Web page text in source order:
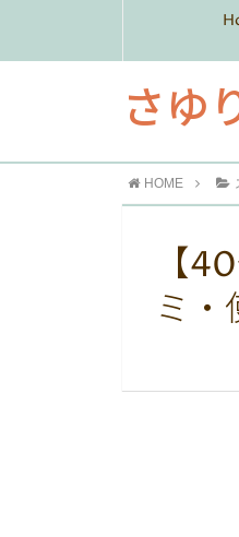
さゆ
HOME
【
ミ・